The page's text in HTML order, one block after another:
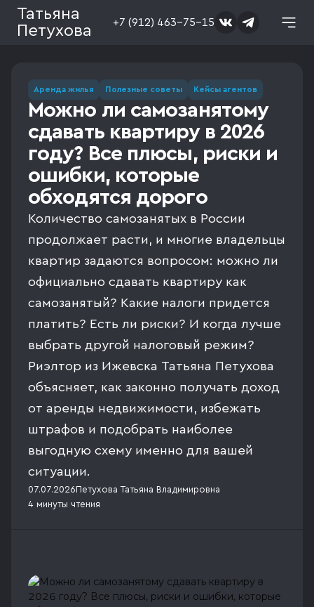
Татьяна
Петухова
+7 (912) 463-75-15
Аренда жилья Полезные советы Кейсы агентов
Можно ли самозанятому
сдавать квартиру в 2026
году? Все плюсы, риски и
ошибки, которые
обходятся дорого
Количество самозанятых в России
продолжает расти, и многие владельцы
квартир задаются вопросом: можно ли
официально сдавать квартиру как
самозанятый? Какие налоги придется
платить? Есть ли риски? И когда лучше
выбрать другой налоговый режим?
Риэлтор из Ижевска Татьяна Петухова
объясняет, как законно получать доход
от аренды недвижимости, избежать
штрафов и подобрать наиболее
выгодную схему именно для вашей
ситуации.
07.07.2026 Петухова Татьяна Владимировна
4 минуты чтения